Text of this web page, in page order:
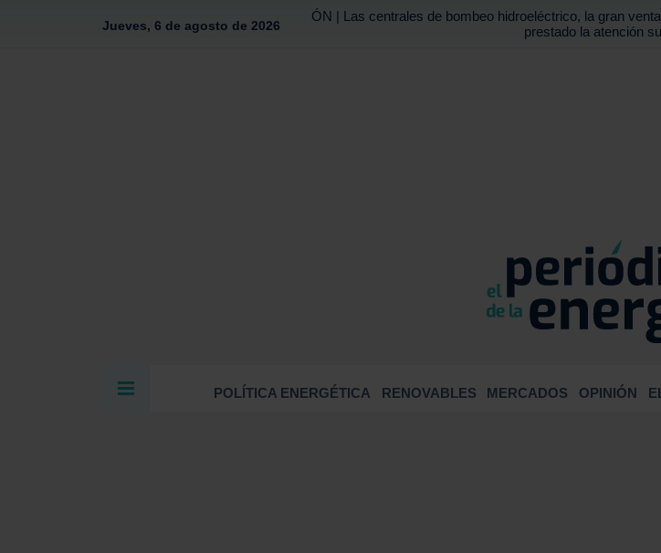
Jueves, 6 de agosto de 2026
ÓN | Las centrales de bombeo hidroeléctrico, la gran
prestado la atención
POLÍTICA ENERGÉTICA RENOVABLES MERCADOS OPINIÓN